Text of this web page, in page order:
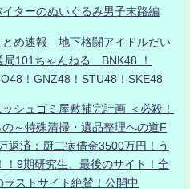
ターのぬいぐるみ男子末路編
め速報 地下格闘アイドルだい
101ちゃんねる BNK48 ！
！GNZ48！STU48！SKE48
シュゴミ屋敷補完計画 ＜必殺！
～特殊清掃・遺品整理への道F
返済：厨二病借金3500万円！う
9期研究生、最後のサイト！全
ストサイト絶賛！公開中